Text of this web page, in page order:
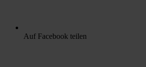
Auf Facebook teilen